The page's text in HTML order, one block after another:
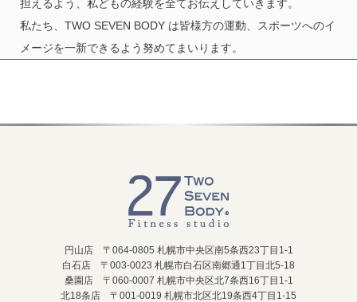
担えるよう、私どもの経験を全てお伝えしていきます。
私たち、TWO SEVEN BODY は皆様方の運動、スポーツへのイ
メージを一新できるよう努めてまいります。
円山店 〒064-0805 札幌市中央区南5条西23丁目1-1
白石店 〒003-0023 札幌市白石区南郷通1丁目北5-18
桑園店 〒060-0007 札幌市中央区北7条西16丁目1-1
北18条店 〒001-0019 札幌市北区北19条西4丁目1-15